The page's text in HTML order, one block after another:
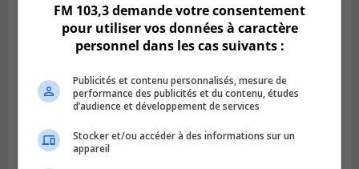
Publié le 6 juillet 2026 à 09h33
FM 103,3 demande votre consentement
pour utiliser vos données à caractère
personnel dans les cas suivants :
Publicités et contenu personnalisés, mesure de
performance des publicités et du contenu, études
d’audience et développement de services
Stocker et/ou accéder à des informations sur un
appareil